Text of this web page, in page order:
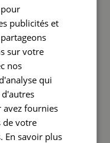
différer en couleur
pas un motif de
publicités et
sur votre
nos
qui
fournies
de votre
En savoir plus